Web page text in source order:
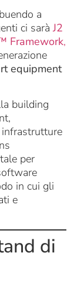
a
ci saràJ2
Framework,
equipment
building
infrastrutture
per
in cui gli
e
di